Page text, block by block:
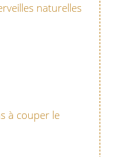
naturelles
à couper le